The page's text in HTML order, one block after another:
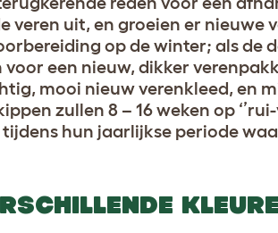
veren uit, en groeien er nieuwe
op de winter; als de
voor een nieuw, dikker
mooi nieuw verenkleed, en
zullen 8 – 16 weken op
tijdens hun jaarlijkse periode